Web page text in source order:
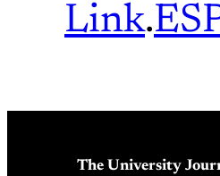
Link.
The University